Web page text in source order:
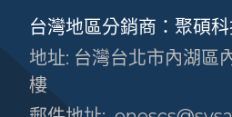
台灣地區分銷商：聚碩
地址: 台灣台北市內湖區
樓